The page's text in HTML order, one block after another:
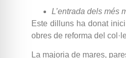
L’entrada dels més
Este dilluns ha donat
obres de reforma del
La majoria de mares,